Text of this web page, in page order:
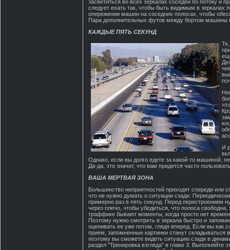
засветиться во всех зеркалах соседей по потоку и
следует ехать так, чтобы быть видимым в
опережении машин на соседних полосах, чтобы
Пара дополнительных футов между бортом машины
КАЖДЫЕ ПЯТЬ СЕКУНД
И
Однако, если вы долго едете за какой-то машиной,
Да-да, это значит, что вам придется часто
ВАША МЕРТВАЯ ЗОНА
Большинство неприятностей приходят спереди или
что не нужно думать о ситуации сзади.
примерно раз в пять секунд. Перед перестроением
через плечо, чтобы убедиться, что полоса свободна,
траффике бывают моменты, когда просто нет
Поэтому нужно смотреть в зеркала быстро и
оценивать ее уже потом, глядя вперед. Если вы как
прием, запомненные картинки станут складываться
поэтому вы сможете видеть ситуацию сзади в
раздел "Тренировка взгляда" в главе 3. Выполняйте